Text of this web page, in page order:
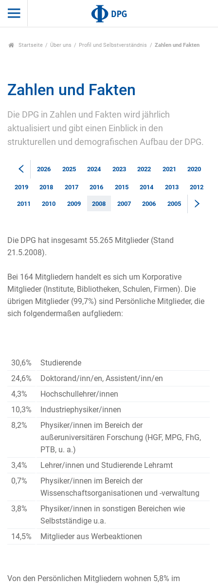
Startseite Über uns Profil und Selbstverständnis Zahlen und Fakten
Zahlen und Fakten
Die DPG in Zahlen und Fakten wird jährlich
aktualisiert und gibt einen Einblick in den
strukturellen und demografischen Aufbau der DPG.
2026 2025 2024 2023 2022 2021 2020
2019 2018 2017 2016 2015 2014 2013 2012
2011 2010 2009 2008 2007 2006 2005
Die DPG hat insgesamt 55.265 Mitglieder (Stand
21.5.2008).
Bei 164 Mitgliedern handelt es sich um Korporative
Mitglieder (Institute, Bibliotheken, Schulen, Firmen). Die
übrigen Mitglieder (99,7%) sind Persönliche Mitglieder, die
sich folgendermaßen aufgliedern:
30,6%
Studierende
24,6%
Doktorand/inn/en, Assistent/inn/en
4,3%
Hochschullehrer/innen
10,3%
Industriephysiker/innen
8,2%
Physiker/innen im Bereich der
außeruniversitären Forschung (HGF, MPG, FhG,
PTB, u. a.)
3,4%
Lehrer/innen und Studierende Lehramt
0,7%
Physiker/innen im Bereich der
Wissenschaftsorganisationen und -verwaltung
3,8%
Physiker/innen in sonstigen Bereichen wie
Selbstständige u.a.
14,5%
Mitglieder aus Werbeaktionen
Von den Persönlichen Mitgliedern wohnen 5,8% im